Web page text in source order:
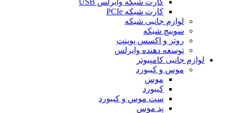
کارت شبکه وایرلس USB
کارت شبکه PCIe
لوازم جانبی شبکه
سوییچ شبکه
روتر و اکسس پوینت
توسعه دهنده وایرلس
لوازم جانبی کامپیوتر
موس و کیبورد
موس
کیبورد
ست موس و کیبورد
پد موس